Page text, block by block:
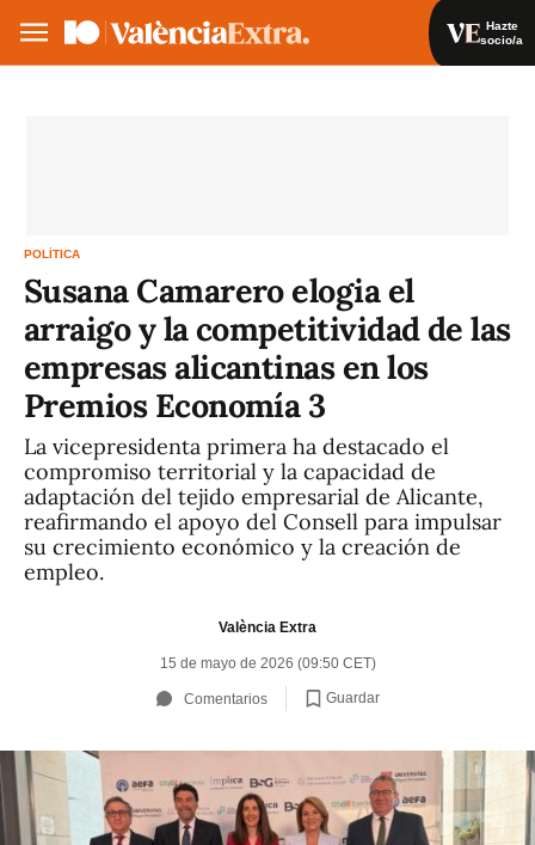
Hazte
socio/a
POLÍTICA
Susana Camarero elogia el
arraigo y la competitividad de las
empresas alicantinas en los
Premios Economía 3
La vicepresidenta primera ha destacado el
compromiso territorial y la capacidad de
adaptación del tejido empresarial de Alicante,
reafirmando el apoyo del Consell para impulsar
su crecimiento económico y la creación de
empleo.
València Extra
15 de mayo de 2026 (09:50 CET)
Comentarios Guardar